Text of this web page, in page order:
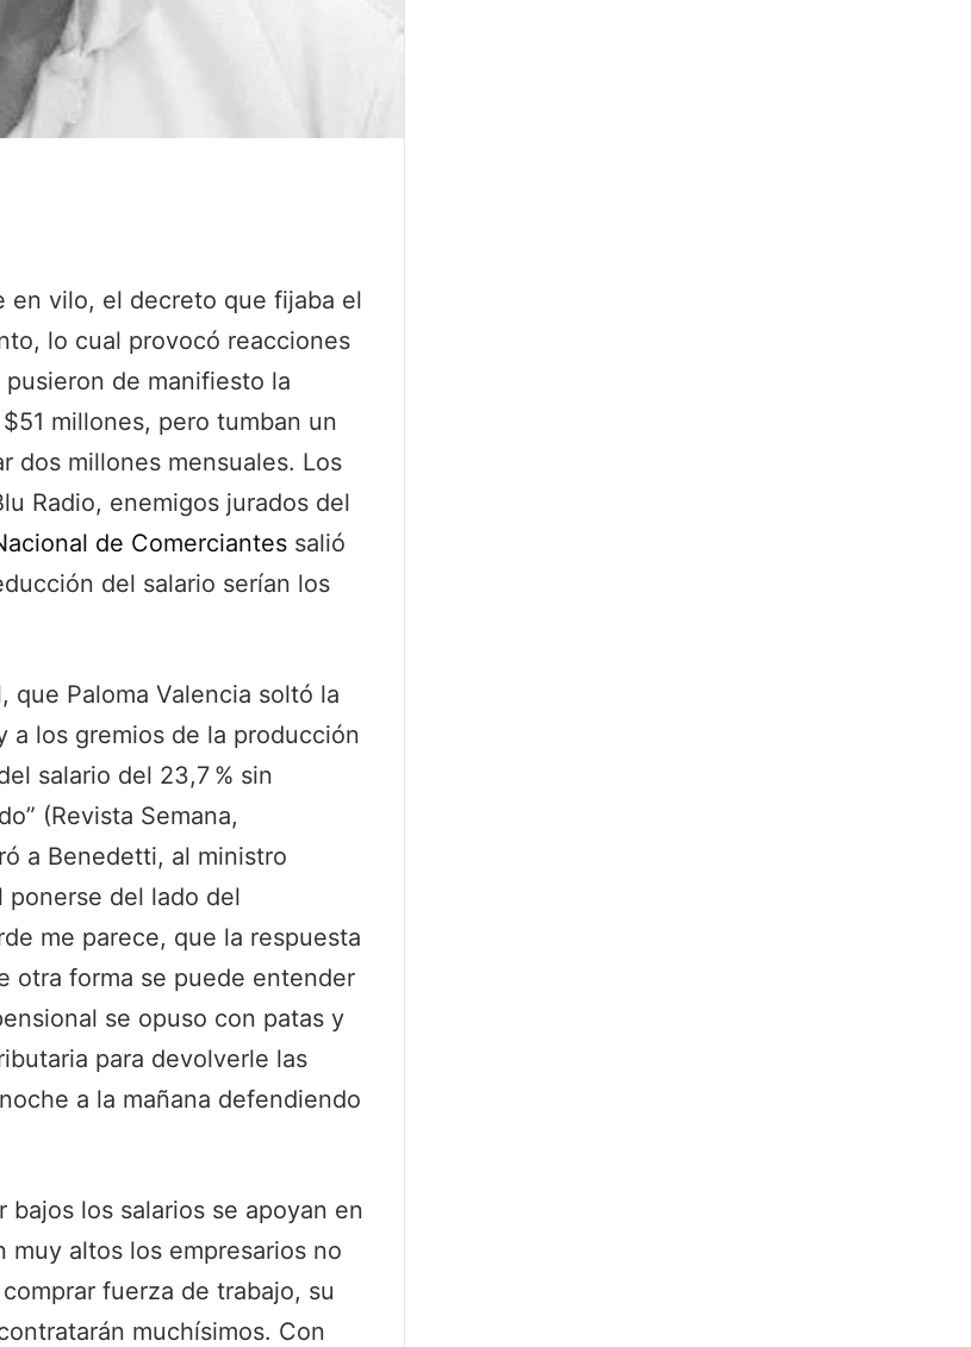
en vilo, el decreto que fijaba el
lo cual provocó reacciones
de manifiesto la
millones, pero tumban un
dos millones mensuales. Los
Radio, enemigos jurados del
de Comerciantes salió
del salario serían los
que Paloma Valencia soltó la
a los gremios de la producción
salario del 23,7 % sin
(Revista Semana,
a Benedetti, al ministro
ponerse del lado del
me parece, que la respuesta
otra forma se puede entender
se opuso con patas y
para devolverle las
a la mañana defendiendo
bajos los salarios se apoyan en
altos los empresarios no
fuerza de trabajo, su
muchísimos. Con